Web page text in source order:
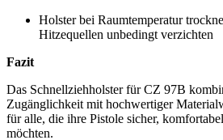
Holster bei Raumtemperatur
Hitzequellen unbedingt verzichten
Fazit
Das Schnellziehholster für CZ 97B
Zugänglichkeit mit hochwertiger
für alle, die ihre Pistole sicher,
möchten.